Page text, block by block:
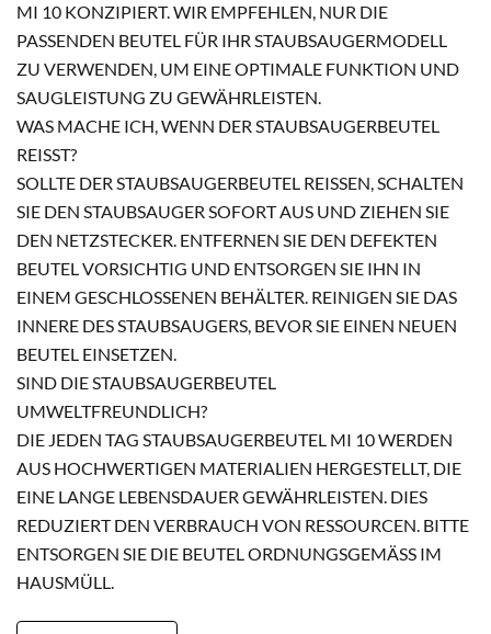
MI 10 KONZIPIERT. WIR EMPFEHLEN, NUR DIE
PASSENDEN BEUTEL FÜR IHR STAUBSAUGERMODELL
ZU VERWENDEN, UM EINE OPTIMALE FUNKTION UND
SAUGLEISTUNG ZU GEWÄHRLEISTEN.
WAS MACHE ICH, WENN DER STAUBSAUGERBEUTEL
REISST?
SOLLTE DER STAUBSAUGERBEUTEL REISSEN, SCHALTEN S
IE DEN STAUBSAUGER SOFORT AUS UND ZIEHEN SIE D
EN NETZSTECKER. ENTFERNEN SIE DEN DEFEKTEN B
EUTEL VORSICHTIG UND ENTSORGEN SIE IHN IN E
INEM GESCHLOSSENEN BEHÄLTER. REINIGEN SIE DAS I
NNERE DES STAUBSAUGERS, BEVOR SIE EINEN NEUEN B
EUTEL EINSETZEN.
SIND DIE STAUBSAUGERBEUTEL
UMWELTFREUNDLICH?
DIE JEDEN TAG STAUBSAUGERBEUTEL MI 10 WERDEN
AUS HOCHWERTIGEN MATERIALIEN HERGESTELLT, DIE
EINE LANGE LEBENSDAUER GEWÄHRLEISTEN. DIES
REDUZIERT DEN VERBRAUCH VON RESSOURCEN. BITTE
ENTSORGEN SIE DIE BEUTEL ORDNUNGSGEMÄSS IM H
AUSMÜLL.